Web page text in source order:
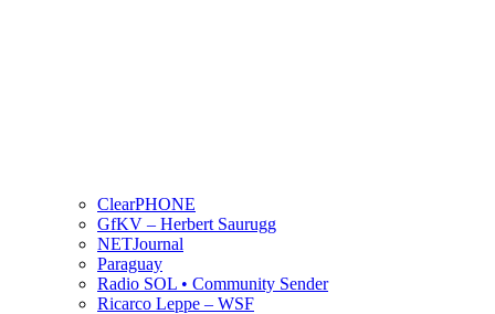
ClearPHONE
GfKV – Herbert Saurugg
NETJournal
Paraguay
Radio SOL • Community Sender
Ricarco Leppe – WSF